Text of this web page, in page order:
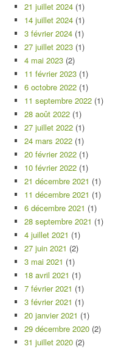
21 juillet 2024 (1)
14 juillet 2024 (1)
3 février 2024 (1)
27 juillet 2023 (1)
4 mai 2023 (2)
11 février 2023 (1)
6 octobre 2022 (1)
11 septembre 2022 (1)
28 août 2022 (1)
27 juillet 2022 (1)
24 mars 2022 (1)
20 février 2022 (1)
10 février 2022 (1)
21 décembre 2021 (1)
11 décembre 2021 (1)
6 décembre 2021 (1)
28 septembre 2021 (1)
4 juillet 2021 (1)
27 juin 2021 (2)
3 mai 2021 (1)
18 avril 2021 (1)
7 février 2021 (1)
3 février 2021 (1)
20 janvier 2021 (1)
29 décembre 2020 (2)
31 juillet 2020 (2)